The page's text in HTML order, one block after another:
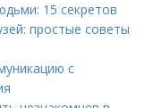
15 секретов
простые советы
с